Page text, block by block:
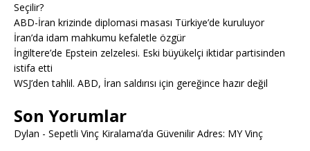
Seçilir?
ABD-İran krizinde diplomasi masası Türkiye’de kuruluyor
İran’da idam mahkumu kefaletle özgür
İngiltere’de Epstein zelzelesi. Eski büyükelçi iktidar partisinden
istifa etti
WSJ’den tahlil. ABD, İran saldırısı için gereğince hazır değil
Son Yorumlar
Dylan - Sepetli Vinç Kiralama’da Güvenilir Adres: MY Vinç